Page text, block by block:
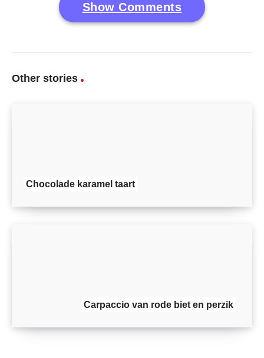
Show Comments
Other stories
Chocolade karamel taart
Carpaccio van rode biet en perzik